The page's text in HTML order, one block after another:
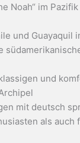
Noah“ im
und Guayaquil
und
mit deutsch
als auch